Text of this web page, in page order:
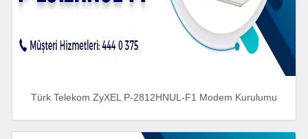
Türk Telekom ZyXEL P-2812HNUL-F1 Modem Kurulumu